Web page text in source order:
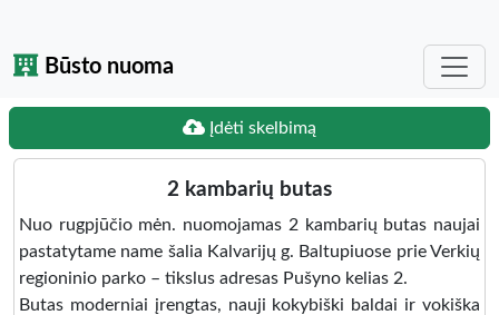
Būsto nuoma
Įdėti skelbimą
2 kambarių butas
Nuo rugpjūčio mėn. nuomojamas 2 kambarių butas naujai
pastatytame name šalia Kalvarijų g. Baltupiuose prie Verkių
regioninio parko – tikslus adresas Pušyno kelias 2.
Butas moderniai įrengtas, nauji kokybiški baldai ir vokiška